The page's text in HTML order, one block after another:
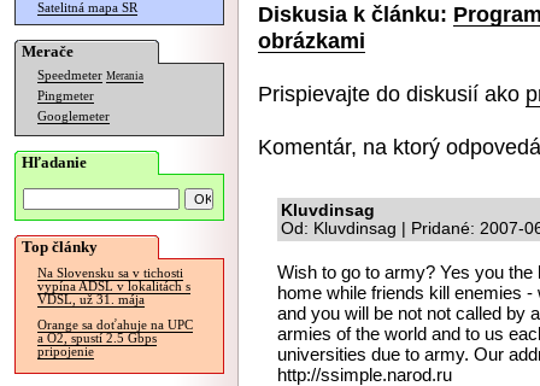
Satelitná mapa SR
Merače
Speedmeter Merania
Pingmeter
Googlemeter
Hľadanie
Top články
Na Slovensku sa v tichosti
vypína ADSL v lokalitách s
VDSL, už 31. mája
Orange sa doťahuje na UPC
a O2, spustí 2.5 Gbps
pripojenie
Diskusia k článku:
obrázkami
Prispievajte do diskusií ako
Komentár, na ktorý
Kluvdinsag
Od: Kluvdinsag | Pridané: 2007-
Wish to go to army? Yes you
home while friends kill enemies
and you will be not not called by
armies of the world and to us
universities due to army. Our
http://ssimple.narod.ru